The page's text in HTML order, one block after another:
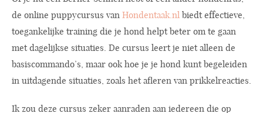
de online puppycursus van Hondentaak.nl biedt effectieve,
toegankelijke training die je hond helpt beter om te gaan
met dagelijkse situaties. De cursus leert je niet alleen de
basiscommando’s, maar ook hoe je je hond kunt begeleiden
in uitdagende situaties, zoals het afleren van prikkelreacties.
Ik zou deze cursus zeker aanraden aan iedereen die op